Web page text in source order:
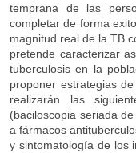
temprana de las
completar de forma
magnitud real de la TB
pretende caracterizar
tuberculosis en la
proponer estrategias
realizarán las
(baciloscopia seriada
a fármacos
y sintomatología de los